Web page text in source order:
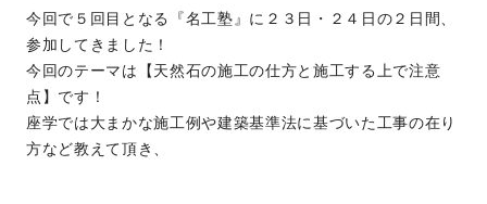
今回で５回目となる『名工塾』に２３日・２４日の２日間、
参加してきました！
今回のテーマは【天然石の施工の仕方と施工する上で注意
点】です！
座学では大まかな施工例や建築基準法に基づいた工事の在り
方など教えて頂き、